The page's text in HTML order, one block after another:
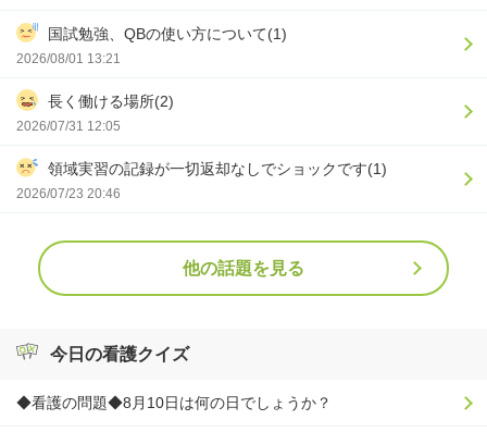
国試勉強、QBの使い方について(1)
2026/08/01 13:21
長く働ける場所(2)
2026/07/31 12:05
領域実習の記録が一切返却なしでショックです(1)
2026/07/23 20:46
他の話題を見る
今日の看護クイズ
◆看護の問題◆8月10日は何の日でしょうか？